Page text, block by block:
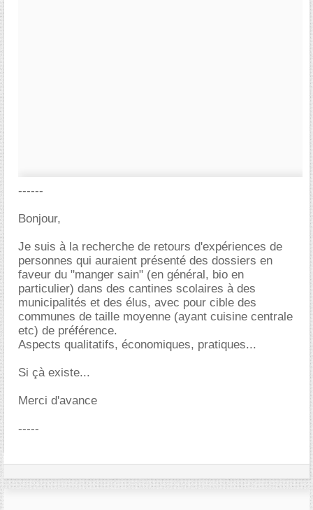
------
Bonjour,
Je suis à la recherche de retours d'expériences de
personnes qui auraient présenté des dossiers en
faveur du "manger sain" (en général, bio en
particulier) dans des cantines scolaires à des
municipalités et des élus, avec pour cible des
communes de taille moyenne (ayant cuisine centrale
etc) de préférence.
Aspects qualitatifs, économiques, pratiques...
Si çà existe...
Merci d'avance
-----